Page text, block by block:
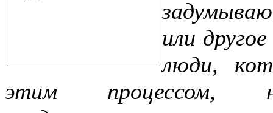
или
люди,
этим процессом,